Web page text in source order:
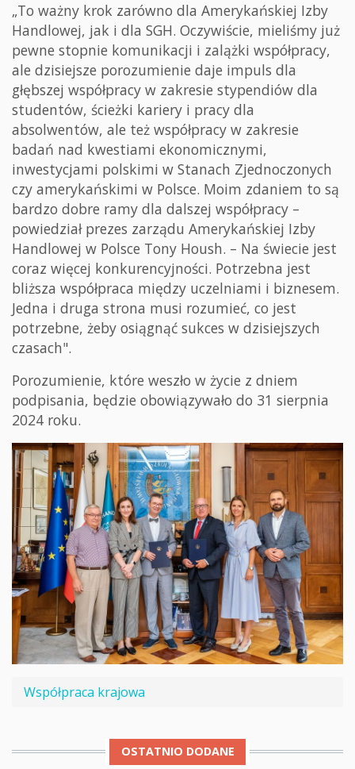
„To ważny krok zarówno dla Amerykańskiej Izby
Handlowej, jak i dla SGH. Oczywiście, mieliśmy już
pewne stopnie komunikacji i zalążki współpracy,
ale dzisiejsze porozumienie daje impuls dla
głębszej współpracy w zakresie stypendiów dla
studentów, ścieżki kariery i pracy dla
absolwentów, ale też współpracy w zakresie
badań nad kwestiami ekonomicznymi,
inwestycjami polskimi w Stanach Zjednoczonych
czy amerykańskimi w Polsce. Moim zdaniem to są
bardzo dobre ramy dla dalszej współpracy –
powiedział prezes zarządu Amerykańskiej Izby
Handlowej w Polsce Tony Housh. – Na świecie jest
coraz więcej konkurencyjności. Potrzebna jest
bliższa współpraca między uczelniami i biznesem.
Jedna i druga strona musi rozumieć, co jest
potrzebne, żeby osiągnąć sukces w dzisiejszych
czasach".
Porozumienie, które weszło w życie z dniem
podpisania, będzie obowiązywało do 31 sierpnia
2024 roku.
Współpraca krajowa
OSTATNIO DODANE